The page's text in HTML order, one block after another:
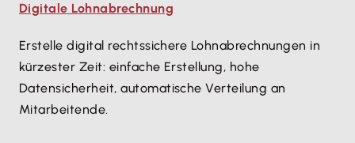
Digitale Lohnabrechnung
Erstelle digital rechtssichere Lohnabrechnungen in
kürzester Zeit: einfache Erstellung, hohe
Datensicherheit, automatische Verteilung an
Mitarbeitende.